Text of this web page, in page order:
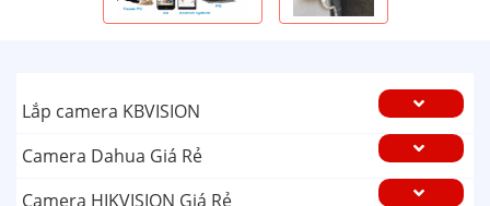
Lắp camera KBVISION
Camera Dahua Giá Rẻ
Camera HIKVISION Giá Rẻ